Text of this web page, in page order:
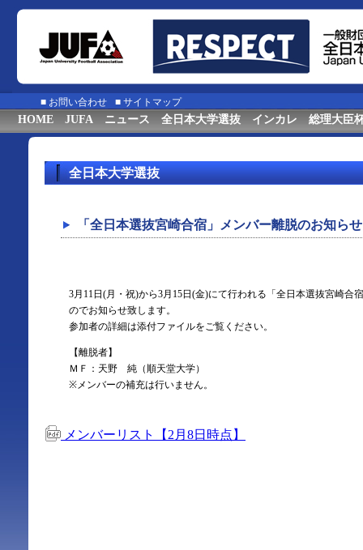
■ お問い合わせ ■ サイトマップ
HOME JUFA ニュース 全日本大学選抜 インカレ 総理大臣
全日本大学選抜
「全日本選抜宮崎合宿」メンバー離脱のお知らせ
3月11日(月・祝)から3月15日(金)にて行われる「全日本選抜宮崎合
のでお知らせ致します。
参加者の詳細は添付ファイルをご覧ください。
【離脱者】
ＭＦ：天野 純（順天堂大学）
※メンバーの補充は行いません。
メンバーリスト【2月8日時点】